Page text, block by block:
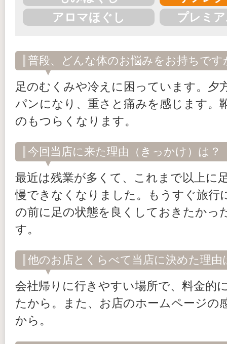
アロマほぐし
プレミ
普段、どんな体のお悩みをお持ちです
足のむくみや冷えに困っています。夕
パンになり、重さと痛みを感じます。
のもつらくなります。
今回当店に来た理由（きっかけ）は？
最近は残業が多くて、これまで以上に
慢できなくなりました。もうすぐ旅行
の前に足の状態を良くしておきたかっ
す。
他のお店とくらべて当店に決めた理由
会社帰りに行きやすい場所で、料金的
たから。また、お店のホームページの
から。